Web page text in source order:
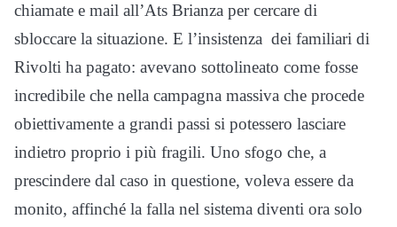
chiamate e mail all’Ats Brianza per cercare di
sbloccare la situazione. E l’insistenza dei familiari di
Rivolti ha pagato: avevano sottolineato come fosse
incredibile che nella campagna massiva che procede
obiettivamente a grandi passi si potessero lasciare
indietro proprio i più fragili. Uno sfogo che, a
prescindere dal caso in questione, voleva essere da
monito, affinché la falla nel sistema diventi ora solo